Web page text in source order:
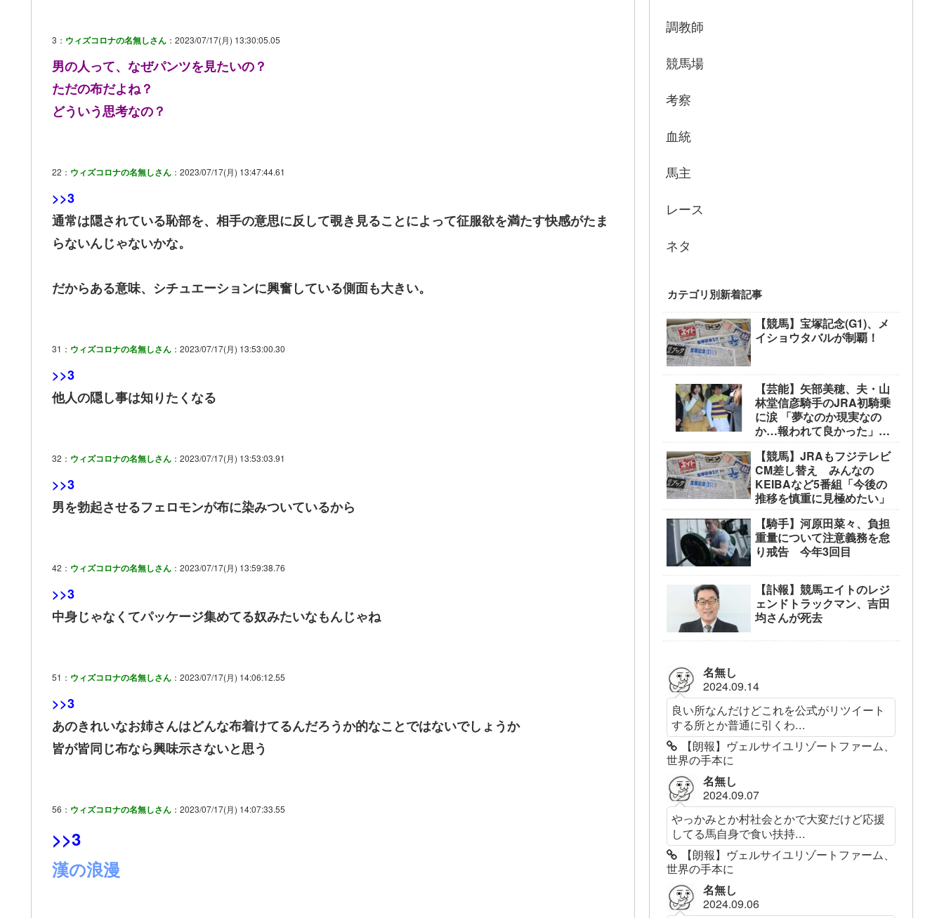
3： ウィズコロナの名無しさん ：2023/07/17(月) 13:30:05.05
男の人って、なぜパンツを見たいの？
ただの布だよね？
どういう思考なの？
22： ウィズコロナの名無しさん ：2023/07/17(月) 13:47:44.61
>>3
通常は隠されている恥部を、相手の意思に反して覗き見ることによって征服欲を満たす快感がたま
らないんじゃないかな。
だからある意味、シチュエーションに興奮している側面も大きい。
31： ウィズコロナの名無しさん ：2023/07/17(月) 13:53:00.30
>>3
他人の隠し事は知りたくなる
32： ウィズコロナの名無しさん ：2023/07/17(月) 13:53:03.91
>>3
男を勃起させるフェロモンが布に染みついているから
42： ウィズコロナの名無しさん ：2023/07/17(月) 13:59:38.76
>>3
中身じゃなくてパッケージ集めてる奴みたいなもんじゃね
51： ウィズコロナの名無しさん ：2023/07/17(月) 14:06:12.55
>>3
あのきれいなお姉さんはどんな布着けてるんだろうか的なことではないでしょうか
皆が皆同じ布なら興味示さないと思う
56： ウィズコロナの名無しさん ：2023/07/17(月) 14:07:33.55
>>3
漢の浪漫
調教師
競馬場
考察
血統
馬主
レース
ネタ
カテゴリ別新着記事
【競馬】宝塚記念(G1)、メ
イショウタバルが制覇！
【芸能】矢部美穂、夫・山
林堂信彦騎手のJRA初騎乗
に涙 「夢なのか現実なの
か…報われて良かった」
【競馬】JRAもフジテレビ
CM差し替え みんなの
KEIBAなど5番組「今後の
推移を慎重に見極めたい」
【騎手】河原田菜々、負担
重量について注意義務を怠
り戒告 今年3回目
【訃報】競馬エイトのレジ
ェンドトラックマン、吉田
均さんが死去
名無し
2024.09.14
良い所なんだけどこれを公式がリツイート
する所とか普通に引くわ...
【朗報】ヴェルサイユリゾートファーム、
世界の手本に
名無し
2024.09.07
やっかみとか村社会とかで大変だけど応援
してる馬自身で食い扶持...
【朗報】ヴェルサイユリゾートファーム、
世界の手本に
名無し
2024.09.06